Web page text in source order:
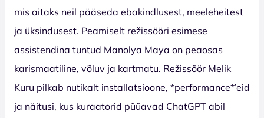
mis aitaks neil pääseda ebakindlusest, meeleheitest
ja üksindusest. Peamiselt režissööri esimese
assistendina tuntud Manolya Maya on peaosas
karismaatiline, võluv ja kartmatu. Režissöör Melik
Kuru pilkab nutikalt installatsioone, *performance*’eid
ja näitusi, kus kuraatorid püüavad ChatGPT abil